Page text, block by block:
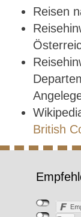
Reisen
British